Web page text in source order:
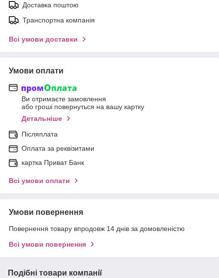
Доставка поштою
Транспортна компанія
Всі умови доставки
Умови оплати
Ви отримаєте замовлення
або гроші повернуться на вашу картку
Детальніше
Післяплата
Оплата за реквізитами
картка Приват Банк
Всі умови оплати
Умови повернення
Повернення товару впродовж 14 днів за домовленістю
Всі умови повернення
Подібні товари компанії